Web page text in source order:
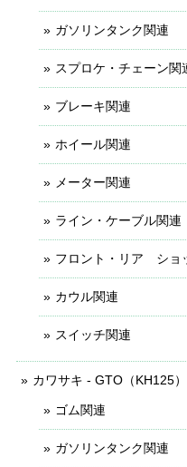
ガソリンタンク関連
スプロケ・チェーン関
ブレーキ関連
ホイール関連
メーター関連
ライン・ケーブル関連
フロント・リア ショ
カウル関連
スイッチ関連
カワサキ - GTO（KH125）
ゴム関連
ガソリンタンク関連